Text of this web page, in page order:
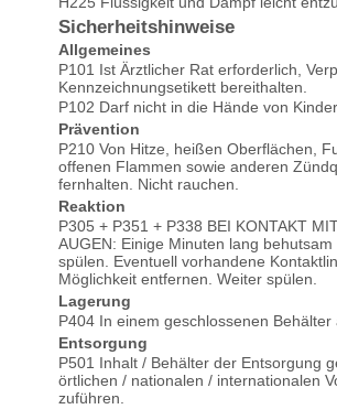
Sicherheitshinweise
Allgemeines
P101 Ist Ärztlicher Rat erforderlich,
Kennzeichnungsetikett bereithalten.
P102 Darf nicht in die Hände von
Prävention
P210 Von Hitze, heißen Oberflächen,
offenen Flammen sowie anderen
fernhalten. Nicht rauchen.
Reaktion
P305 + P351 + P338 BEI KONTAKT
AUGEN: Einige Minuten lang behutsam
spülen. Eventuell vorhandene
Möglichkeit entfernen. Weiter spülen.
Lagerung
P404 In einem geschlossenen Behälter
Entsorgung
P501 Inhalt / Behälter der Entsorgung
örtlichen / nationalen / internationalen
zuführen.
Manuela
18.09.2025
Peter schrieb